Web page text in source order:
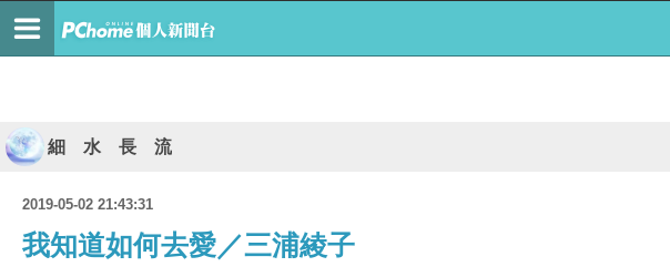
細 水 長 流
2019-05-02 21:43:31
我知道如何去愛／三浦綾子